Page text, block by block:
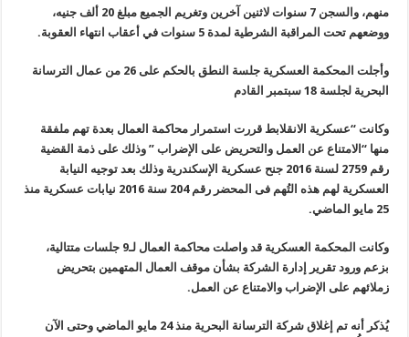
منهم، والسجن 7 سنوات لاثنين آخرين وتغريم الجميع مبلغ 20 ألف جنيه،
ووضعهم تحت المراقبة الشرطية لمدة 5 سنوات في أعقاب انتهاء العقوبة.
وأجلت المحكمة العسكرية جلسة النطق بالحكم على 26 من عمال الترسانة
البحرية لجلسة 18 سبتمبر القادم
وكانت “عسكرية الانقلابط قررت استمرار محاكمة العمال بعدة تهم ملفقة
منها “الامتناع عن العمل والتحريض على الإضراب ” وذلك على ذمة القضية
رقم 2759 لسنة 2016 جنح عسكرية الإسكندرية وذلك بعد توجيه النيابة
العسكرية لهم هذه التُهم فى المحضر رقم 204 سنة 2016 نيابات عسكرية منذ
25 مايو الماضي.
وكانت المحكمة العسكرية قد واصلت محاكمة العمال لـ9 جلسات متتالية،
بزعم ورود تقرير إدارة الشركة بشأن موقف العمال المتهمين بتحريض
زملائهم على الإضراب والامتناع عن العمل.
يُذكر أنه تم إغلاق شركة الترسانة البحرية منذ 24 مايو الماضي وحتى الآن